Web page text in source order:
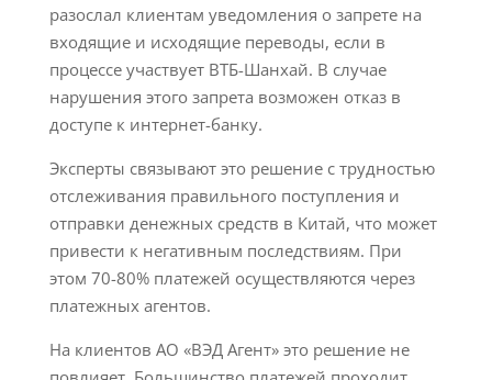
разослал клиентам уведомления о запрете на
входящие и исходящие переводы, если в
процессе участвует ВТБ-Шанхай. В случае
нарушения этого запрета возможен отказ в
доступе к интернет-банку.
Эксперты связывают это решение с трудностью
отслеживания правильного поступления и
отправки денежных средств в Китай, что может
привести к негативным последствиям. При
этом 70-80% платежей осуществляются через
платежных агентов.
На клиентов АО «ВЭД Агент» это решение не